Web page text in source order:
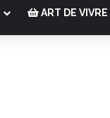
ART DE VIVRE